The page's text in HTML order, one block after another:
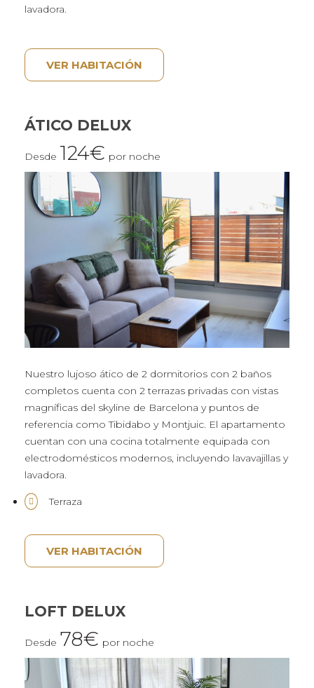
lavadora.
VER HABITACIÓN
ÁTICO DELUX
Desde 124€ por noche
Nuestro lujoso ático de 2 dormitorios con 2 baños
completos cuenta con 2 terrazas privadas con vistas
magníficas del skyline de Barcelona y puntos de
referencia como Tibidabo y Montjuic. El apartamento
cuentan con una cocina totalmente equipada con
electrodomésticos modernos, incluyendo lavavajillas y
lavadora.
Terraza
VER HABITACIÓN
LOFT DELUX
Desde 78€ por noche